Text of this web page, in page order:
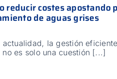
reducir costes apostando
de aguas grises
actualidad, la gestión
no es solo una cuestión [...]